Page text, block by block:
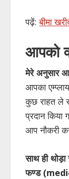
पढ़ें:बीमा
आपको
मेरे अनुसार
आपका
कुछ राहत ले
प्रदान
आप नौकरी
साथ ही
फण्ड